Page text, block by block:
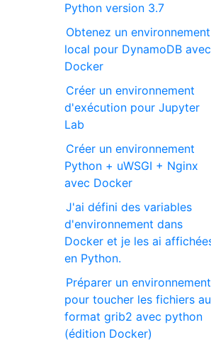
Python version 3.7
Obtenez un environnement
local pour DynamoDB avec
Docker
Créer un environnement
d'exécution pour Jupyter
Lab
Créer un environnement
Python + uWSGI + Nginx
avec Docker
J'ai défini des variables
d'environnement dans
Docker et je les ai
en Python.
Préparer un environnement
pour toucher les fichiers au
format grib2 avec python
(édition Docker)